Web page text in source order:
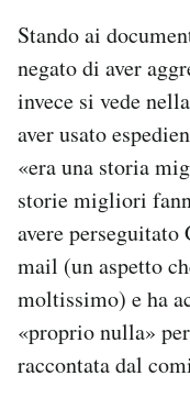
Stando ai
negato di aver
invece si vede
aver usato
«era una storia
storie migliori
avere
mail (un aspetto
moltissimo) e ha
«proprio nulla»
raccontata dal